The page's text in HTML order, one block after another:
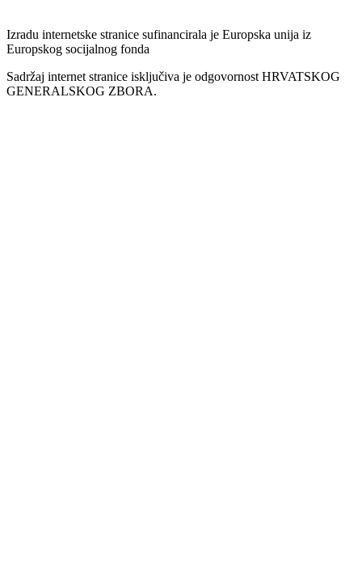
Izradu internetske stranice sufinancirala je Europska unija iz
Europskog socijalnog fonda
Sadržaj internet stranice isključiva je odgovornost HRVATSKOG
GENERALSKOG ZBORA.